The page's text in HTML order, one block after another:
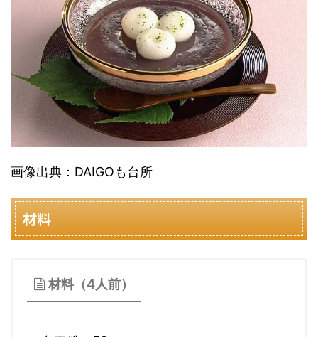
画像出典：DAIGOも台所
材料
材料（4人前）